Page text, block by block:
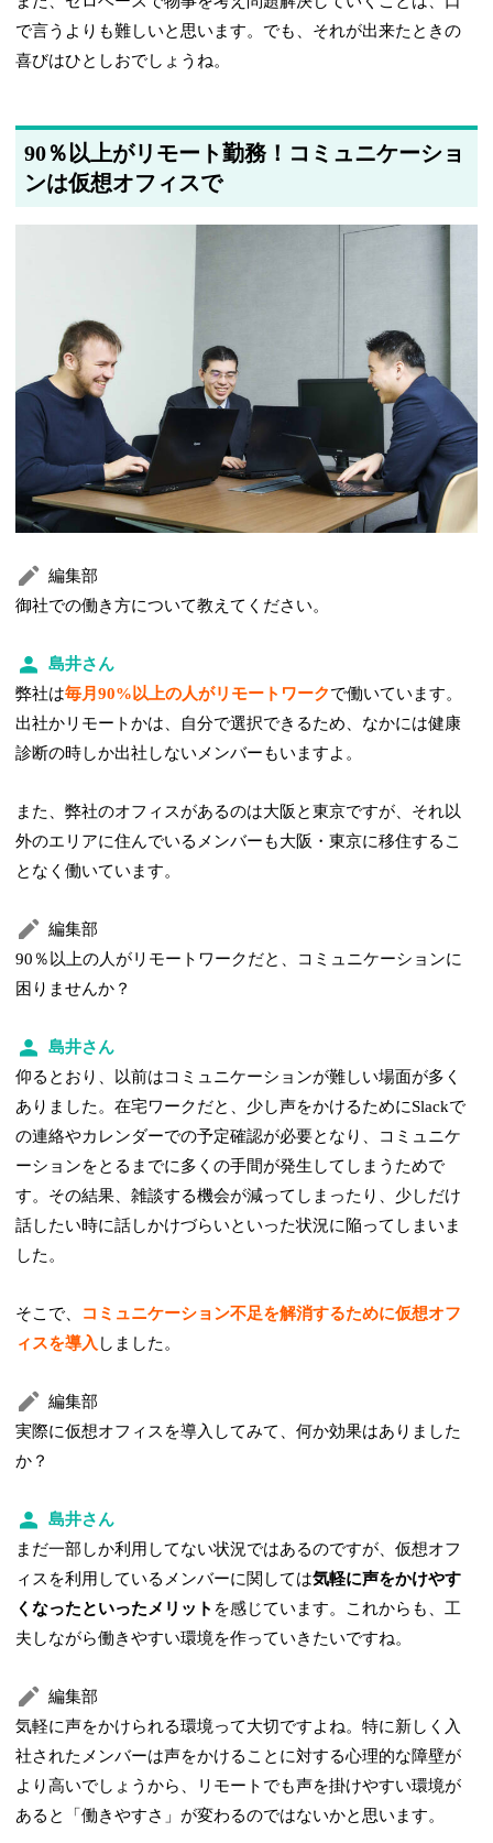
で言うよりも難しいと思います。でも、それが出来たときの
喜びはひとしおでしょうね。
90％以上がリモート勤務！コミュニケーショ
ンは仮想オフィスで
編集部
御社での働き方について教えてください。
島井さん
弊社は毎月90%以上の人がリモートワークで働いています。
出社かリモートかは、自分で選択できるため、なかには健康
診断の時しか出社しないメンバーもいますよ。
また、弊社のオフィスがあるのは大阪と東京ですが、それ以
外のエリアに住んでいるメンバーも大阪・東京に移住するこ
となく働いています。
編集部
90％以上の人がリモートワークだと、コミュニケーションに
困りませんか？
島井さん
仰るとおり、以前はコミュニケーションが難しい場面が多く
ありました。在宅ワークだと、少し声をかけるためにSlackで
の連絡やカレンダーでの予定確認が必要となり、コミュニケ
ーションをとるまでに多くの手間が発生してしまうためで
す。その結果、雑談する機会が減ってしまったり、少しだけ
話したい時に話しかけづらいといった状況に陥ってしまいま
した。
そこで、
コミュニケーション不足を解消するために仮想オフ
ィスを導入 しました。
編集部
実際に仮想オフィスを導入してみて、何か効果はありました
か？
島井さん
まだ一部しか利用してない状況ではあるのですが、仮想オフ
ィスを利用しているメンバーに関しては気軽に声をかけやす
くなったといったメリット を感じています。これからも、工
夫しながら働きやすい環境を作っていきたいですね。
編集部
気軽に声をかけられる環境って大切ですよね。特に新しく入
社されたメンバーは声をかけることに対する心理的な障壁が
より高いでしょうから、リモートでも声を掛けやすい環境が
あると「働きやすさ」が変わるのではないかと思います。